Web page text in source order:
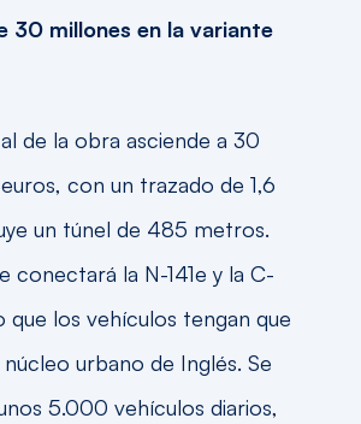
30 millones en la variante
de la obra asciende a 30
con un trazado de 1,6
un túnel de 485 metros.
conectará la N-141e y la C-
que los vehículos tengan que
urbano de Inglés. Se
5.000 vehículos diarios,